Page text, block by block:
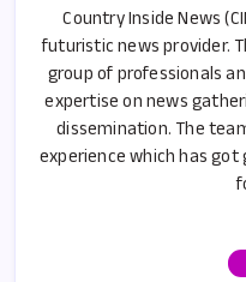
Country Inside News
futuristic news provider.
group of professionals
expertise on news
dissemination. The
experience which has